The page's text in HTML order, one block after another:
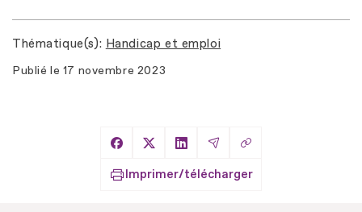
Thématique(s) Handicap et emploi
Publié le 17 novembre 2023
Partager sur Facebook
Partager sur X
Partager sur LinkedIn
Partager par Email
Copier le lien
Imprimer/télécharger